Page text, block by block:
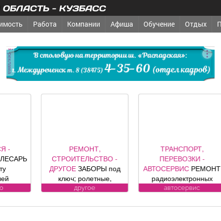
- КУЗБАСС
Работа Компании Афиша Обучение Отдых
реклама
-
ЗАБОРЫ под
ключ; ролетные,
ворота (от
представителя
ПЕРЕВОЗКИ -
АВТОСЕРВИС
РЕМОНТ
радиоэлектронных
контроля, ЭБУ,